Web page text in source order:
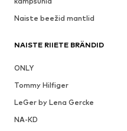
Naiste beežid mantlid
NAISTE RIIETE BRÄNDID
ONLY
Tommy Hilfiger
LeGer by Lena Gercke
NA-KD